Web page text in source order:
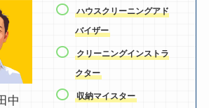
中
ハウスクリーニングアド
バイザー
クリーニングインストラ
クター
収納マイスター